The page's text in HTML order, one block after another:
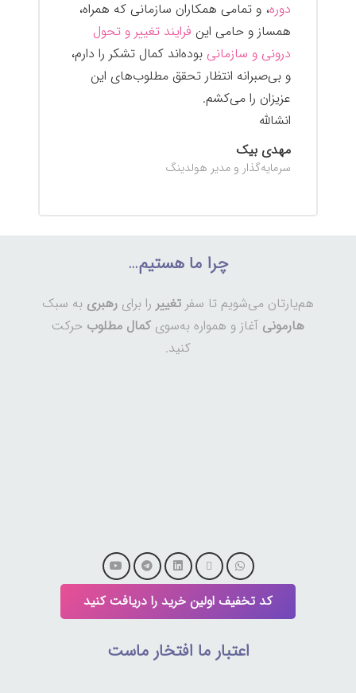
دوره، و تمامی همکاران سازمانی که همراه،
همساز و حامی این فرایند تغییر و تحول
درونی و سازمانی بوده‌اند کمال تشکر را دارم،
و بی‌صبرانه انتظار تحقق مطلوب‌های این
عزیزان را می‌کشم.
انشالله
مهدی بیک
سرمایه‌گذار و مدیر هولدینگ
چرا ما هستیم…
هم‌یارتان می‌شویم تا سفر تغییر را برای رهبری به سبک
هارمونی آغاز و همواره به‌سوی کمال مطلوب حرکت
کنید.
کد تخفیف اولین خرید را دریافت کنید
اعتبار ما افتخار ماست